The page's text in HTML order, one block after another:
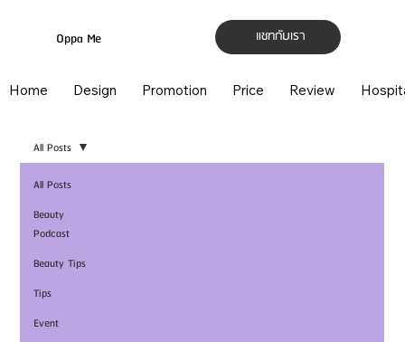
แชทกับเรา
Oppa Me
Home Design Promotion Price Review
All Posts
Beauty
Podcast
Beauty Tips
Tips
Event
All Posts